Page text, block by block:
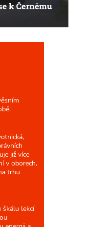
k Černému
již více
v oborech,
trhu
škálu lekcí